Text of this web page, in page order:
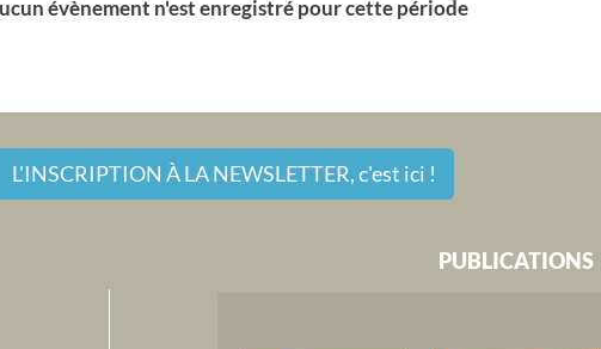
évènement n'est enregistré pour cette période
L'INSCRIPTION À LA NEWSLETTER,c'est ici !
PUBLICATIONS